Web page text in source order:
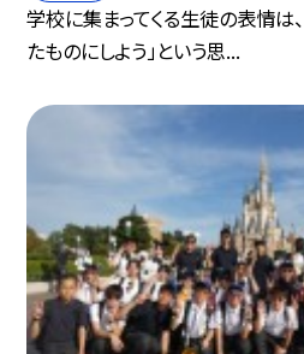
学校に集まってくる生徒の表情は
たものにしよう」という思...